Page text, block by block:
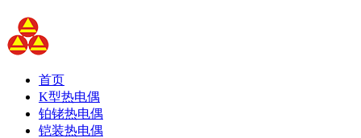
首页
K型热电偶
铂铑热电偶
铠装热电偶